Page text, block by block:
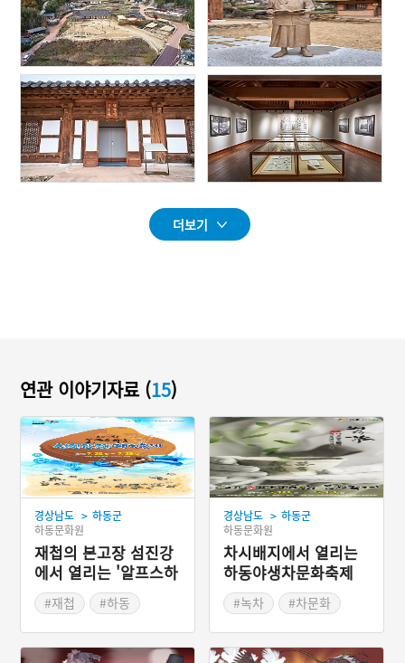
더보기
연관 이야기자료 (15)
경상남도 > 하동군
하동문화원
재첩의 본고장 섬진강
에서 열리는 '알프스하
동섬진강문화재첩축
제'#재첩
#하동
#여름여행
경상남도 > 하동군
하동문화원
차시배지에서 열리는
하동야생차문화축제
#녹차
#차문화